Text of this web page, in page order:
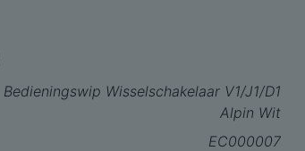
Bedieningswip Wisselschakelaar V1/J1/D1
Alpin Wit
EC000007